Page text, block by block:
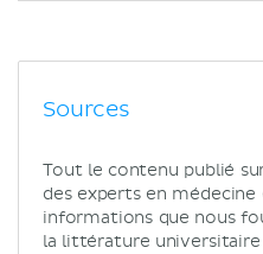
Sources
Tout le contenu publié
des experts en
informations que nous
la littérature